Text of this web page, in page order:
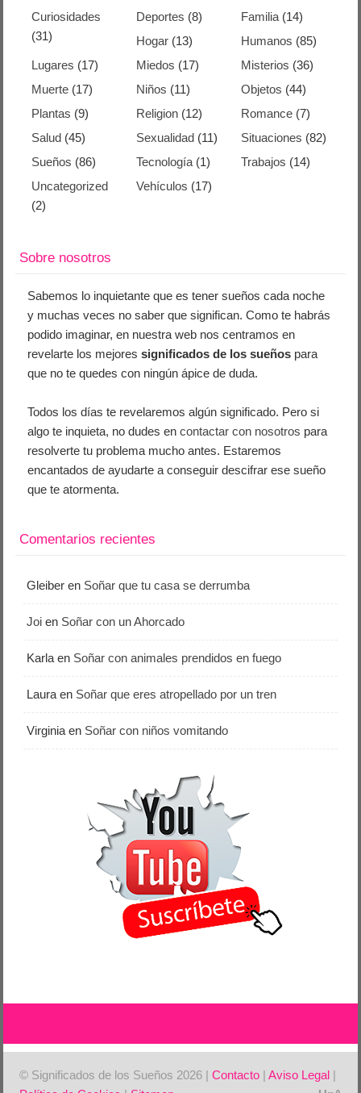
Curiosidades
(31)
Deportes (8) Familia(14)
Hogar (13) Humanos (85)
Lugares (17) Miedos (17) Misterios (36)
Muerte (17) Niños (11) Objetos (44)
Plantas (9) Religion (12) Romance(7)
Salud (45) Sexualidad (11) Situaciones (82)
Sueños (86) Tecnología (1) Trabajos (14)
Uncategorized
(2)
Vehículos (17)
Sobre nosotros
Sabemos lo inquietante que es tener sueños cada noche
y muchas veces no saber que significan. Como te habrás
podido imaginar, en nuestra web nos centramos en
revelarte los mejoressignificados de los sueños para
que no te quedes con ningún ápice de duda.
Todos los días te revelaremos algún significado. Pero si
algo te inquieta, no dudes encontactar con nosotros para
resolverte tu problema mucho antes. Estaremos
encantados de ayudarte a conseguir descifrar ese sueño
que te atormenta.
Comentarios recientes
Gleiber en Soñar que tu casa se derrumba
Joi en Soñar con un Ahorcado
Karla en Soñar con animales prendidos en fuego
Laura en Soñar que eres atropellado por un tren
Virginia en Soñar con niños vomitando
© Significados de los Sueños 2026 |Contacto |Aviso Legal |